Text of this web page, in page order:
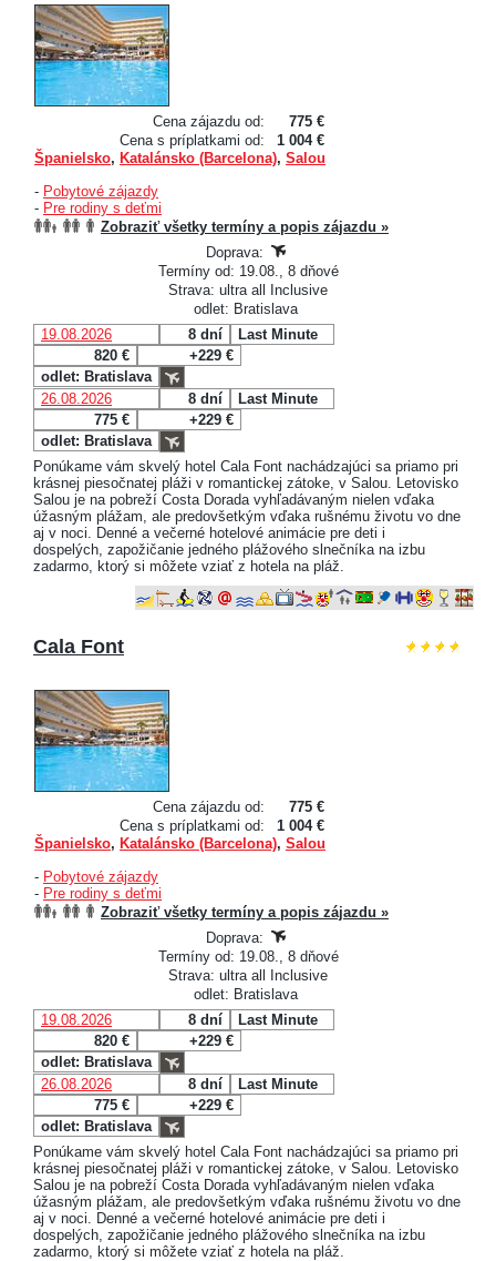
Cena zájazdu od:
775 €
Cena s príplatkami od:
1 004 €
Španielsko, Katalánsko (Barcelona), Salou
- Pobytové zájazdy
- Pre rodiny s deťmi
Zobraziť všetky termíny a popis zájazdu »
Doprava:
Termíny od: 19.08., 8 dňové
Strava: ultra all Inclusive
odlet: Bratislava
19.08.2026
8 dní
Last Minute
820 €
+229 €
odlet: Bratislava
26.08.2026
8 dní
Last Minute
775 €
+229 €
odlet: Bratislava
Ponúkame vám skvelý hotel Cala Font nachádzajúci sa priamo pri
krásnej piesočnatej pláži v romantickej zátoke, v Salou. Letovisko
Salou je na pobreží Costa Dorada vyhľadávaným nielen vďaka
úžasným plážam, ale predovšetkým vďaka rušnému životu vo dne
aj v noci. Denné a večerné hotelové animácie pre deti i
dospelých, zapožičanie jedného plážového slnečníka na izbu
zadarmo, ktorý si môžete vziať z hotela na pláž.
Cala Font
Cena zájazdu od:
775 €
Cena s príplatkami od:
1 004 €
Španielsko, Katalánsko (Barcelona), Salou
- Pobytové zájazdy
- Pre rodiny s deťmi
Zobraziť všetky termíny a popis zájazdu »
Doprava:
Termíny od: 19.08., 8 dňové
Strava: ultra all Inclusive
odlet: Bratislava
19.08.2026
8 dní
Last Minute
820 €
+229 €
odlet: Bratislava
26.08.2026
8 dní
Last Minute
775 €
+229 €
odlet: Bratislava
Ponúkame vám skvelý hotel Cala Font nachádzajúci sa priamo pri
krásnej piesočnatej pláži v romantickej zátoke, v Salou. Letovisko
Salou je na pobreží Costa Dorada vyhľadávaným nielen vďaka
úžasným plážam, ale predovšetkým vďaka rušnému životu vo dne
aj v noci. Denné a večerné hotelové animácie pre deti i
dospelých, zapožičanie jedného plážového slnečníka na izbu
zadarmo, ktorý si môžete vziať z hotela na pláž.